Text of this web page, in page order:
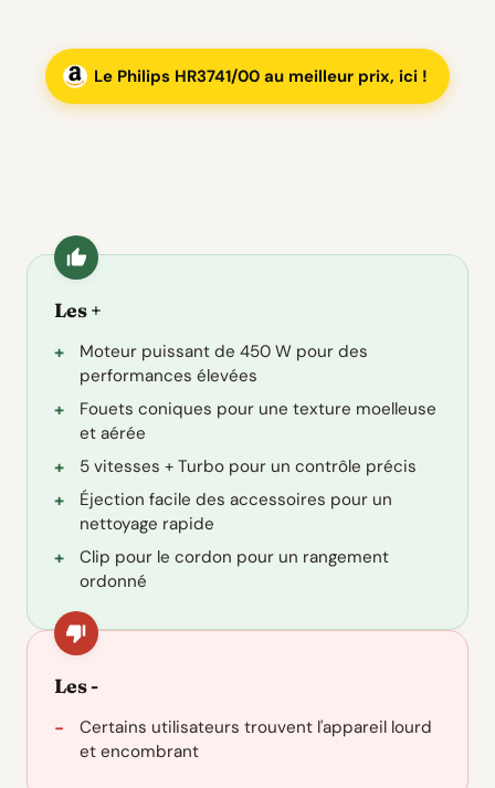
Le Philips HR3741/00 au meilleur prix, ici !
Les +
Moteur puissant de 450 W pour des
performances élevées
Fouets coniques pour une texture moelleuse
et aérée
5 vitesses + Turbo pour un contrôle précis
Éjection facile des accessoires pour un
nettoyage rapide
Clip pour le cordon pour un rangement
ordonné
Les -
Certains utilisateurs trouvent l'appareil lourd
et encombrant